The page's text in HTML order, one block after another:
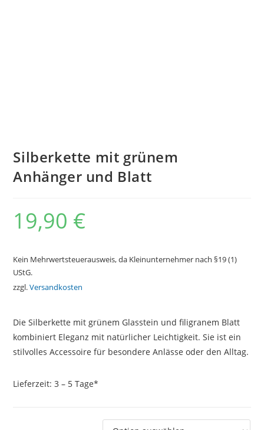
Silberkette mit grünem
Anhänger und Blatt
19,90 €
Kein Mehrwertsteuerausweis, da Kleinunternehmer nach §19 (1)
UStG.
zzgl.Versandkosten
Die Silberkette mit grünem Glasstein und filigranem Blatt
kombiniert Eleganz mit natürlicher Leichtigkeit. Sie ist ein
stilvolles Accessoire für besondere Anlässe oder den Alltag.
Lieferzeit:3 – 5 Tage*